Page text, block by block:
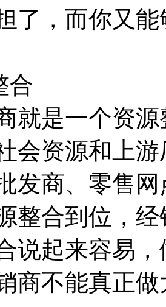
了，而你又
是一个资源
会资源和上
发商、零售
整合到位，
说起来容易
商不能真正